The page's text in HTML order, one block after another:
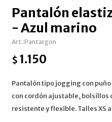
Pantalón
- Azul marino
Pantargon
$ 1.150
Pantalón tipo jogging con
con cordón ajustable, bolsillos
resistente y flexible. Talles XS